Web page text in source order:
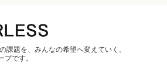
課題を、みんなの希望へ変えていく。
です。